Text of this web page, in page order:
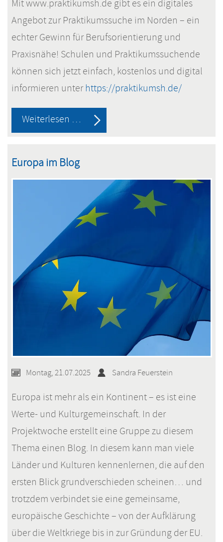
Mit www.praktikumsh.de gibt es ein digitales
Angebot zur Praktikumssuche im Norden – ein
echter Gewinn für Berufsorientierung und
Praxisnähe! Schulen und Praktikumssuchende
können sich jetzt einfach, kostenlos und digital
informieren unterhttps://praktikumsh.de/
Weiterlesen … Praktikumssuche
über
Plattform
Europa im Blog
Montag, 21.07.2025 Sandra Feuerstein
Europa ist mehr als ein Kontinent – es ist eine
Werte- und Kulturgemeinschaft. In der
Projektwoche erstellt eine Gruppe zu diesem
Thema einen Blog. In diesem kann man viele
Länder und Kulturen kennenlernen, die auf den
ersten Blick grundverschieden scheinen… und
trotzdem verbindet sie eine gemeinsame,
europäische Geschichte – von der Aufklärung
über die Weltkriege bis in zur Gründung der EU.